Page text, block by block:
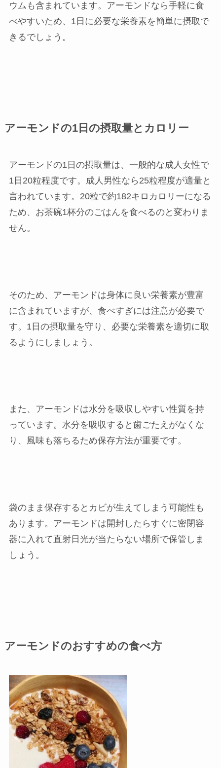
ウムも含まれています。アーモンドなら手軽に食
べやすいため、1日に必要な栄養素を簡単に摂取で
きるでしょう。
アーモンドの1日の摂取量とカロリー
アーモンドの1日の摂取量は、一般的な成人女性で
1日20粒程度です。成人男性なら25粒程度が適量と
言われています。20粒で約182キロカロリーになる
ため、お茶碗1杯分のごはんを食べるのと変わりま
せん。
そのため、アーモンドは身体に良い栄養素が豊富
に含まれていますが、食べすぎには注意が必要で
す。1日の摂取量を守り、必要な栄養素を適切に取
るようにしましょう。
また、アーモンドは水分を吸収しやすい性質を持
っています。水分を吸収すると歯ごたえがなくな
り、風味も落ちるため保存方法が重要です。
袋のまま保存するとカビが生えてしまう可能性も
あります。アーモンドは開封したらすぐに密閉容
器に入れて直射日光が当たらない場所で保管しま
しょう。
アーモンドのおすすめの食べ方